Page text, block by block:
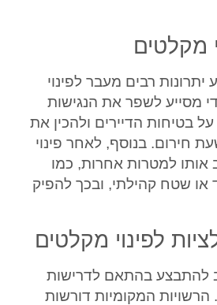
מקלטים
יתרונות רבים מעבר לפינוי
מסייע לשפר את הנגישות
בטיחות הדיירים ולהכין את
חירום. בנוסף, לאחר פינוי
אותו למטרות אחרות, כמו
שטח קהילתי, ובכך להפיק
לפינוי מקלטים
להתבצע בהתאם לדרישות
הרשויות המקומיות דורשות